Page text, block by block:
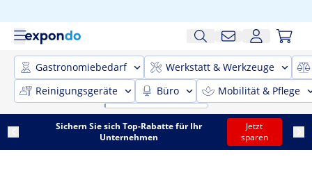
Gastronomiebedarf
Werkstatt & Werkzeuge
Reinigungsgeräte
Büro Mobilität & Pflege
Sichern Sie sich Top-Rabatte für Ihr
Unternehmen
Jetzt
sparen